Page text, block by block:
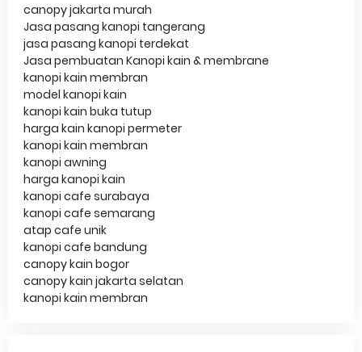
canopy jakarta murah
Jasa pasang kanopi tangerang
jasa pasang kanopi terdekat
Jasa pembuatan Kanopi kain & membrane
kanopi kain membran
model kanopi kain
kanopi kain buka tutup
harga kain kanopi permeter
kanopi kain membran
kanopi awning
harga kanopi kain
kanopi cafe surabaya
kanopi cafe semarang
atap cafe unik
kanopi cafe bandung
canopy kain bogor
canopy kain jakarta selatan
kanopi kain membran